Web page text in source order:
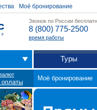
Моё бронирование
Звонок по России
8 (800) 775-2500
время работы
Туры
Моё бронирование